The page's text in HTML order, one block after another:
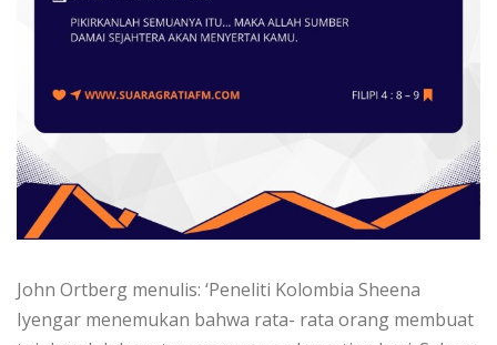
John Ortberg menulis: ‘Peneliti Kolombia Sheena
Iyengar menemukan bahwa rata- rata orang membuat